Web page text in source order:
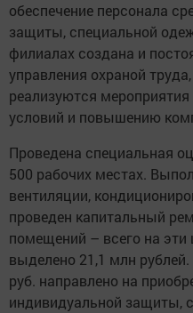
обеспечение персонала
защиты, специальной
филиалах создана и
управления охраной
реализуются
условий и повышению
Проведена специальная
500 рабочих местах.
вентиляции,
проведен капитальный
помещений – всего на эти
выделено 21,1 млн
руб. направлено на
индивидуальной защиты,